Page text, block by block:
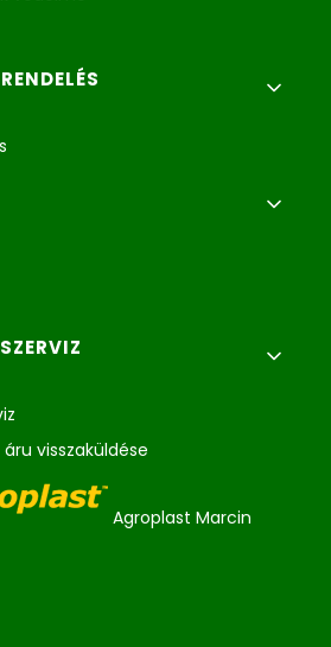
visszaküldése
Agroplast Marcin